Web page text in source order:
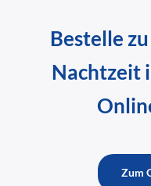
Bestelle
Nachtzeit
Zum